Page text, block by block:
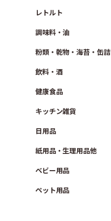
レトルト
調味料・油
粉類・乾物・海苔・缶詰
飲料・酒
健康食品
キッチン雑貨
日用品
紙用品・生理用品他
ベビー用品
ペット用品